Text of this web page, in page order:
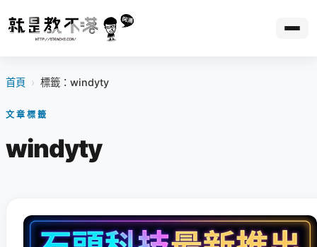
首頁 › 標籤：windyty
文章標籤
windyty